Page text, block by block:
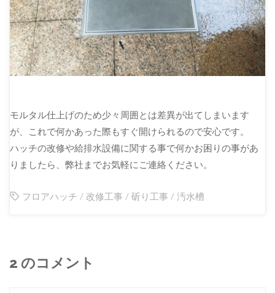
モルタル仕上げのため少々周囲とは差異が出てしまいます
が、これで何かあった際もすぐ開けられるので安心です。
ハッチの改修や給排水設備に関する事で何かお困りの事があ
りましたら、弊社までお気軽にご連絡ください。
フロアハッチ / 改修工事/ 斫り工事/ 汚水槽
2 のコメント